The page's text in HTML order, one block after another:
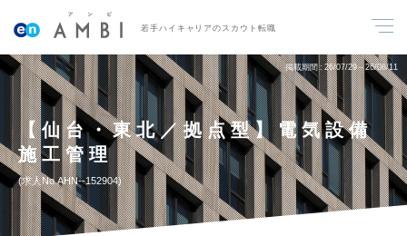
若手ハイキャリアのスカウト転職
掲載期間 26/07/29～26/08/11
【仙台・東北／拠点型】電気設備
施工管理
求人No.AHN--152904